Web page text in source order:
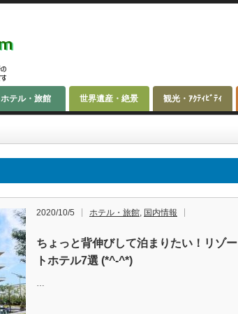
ホテル・旅館 世界遺産・絶景 観光・ｱｸﾃｨﾋﾞﾃｨ
2020/10/5 ホテル・旅館, 国内情報
ちょっと背伸びして泊まりたい！リゾー
トホテル7選 (*^-^*)
…